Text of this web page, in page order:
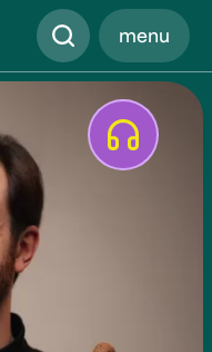
Zoeken
menu
Afspelen